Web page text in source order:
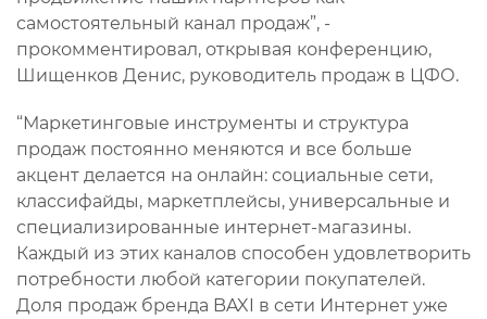
самостоятельный канал продаж”, -
прокомментировал, открывая конференцию,
Шищенков Денис, руководитель продаж в ЦФО.
“Маркетинговые инструменты и структура
продаж постоянно меняются и все больше
акцент делается на онлайн: социальные сети,
классифайды, маркетплейсы, универсальные и
специализированные интернет-магазины.
Каждый из этих каналов способен удовлетворить
потребности любой категории покупателей.
Доля продаж бренда BAXI в сети Интернет уже